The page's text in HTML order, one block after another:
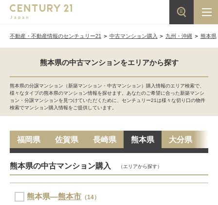
不動産・不動産情報のセンチュリー21 中古マンション購入 九州・沖縄 熊本県
熊本県の中古マンションをエリアから探す
熊本県の分譲マンション（新築マンション・中古マンション）購入情報のエリア検索で、
様々なタイプの熊本県のマンション情報を探せます。あなたのご希望に合った新築マンシ
ョン・分譲マンションを見つけていただくために、センチュリー21は様々な切り口の物件
検索でマンション購入情報をご提供しています。
福岡県 佐賀県 長崎県 熊本県 大分県
熊本県の中古マンション購入 （エリアから探す）
熊本県―熊本市 （14）